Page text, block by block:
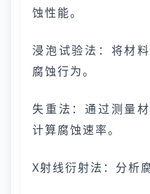
蚀性能。
浸泡试验法：将材
腐蚀行为。
失重法：通过测量
计算腐蚀速率。
X射线衍射法：分析